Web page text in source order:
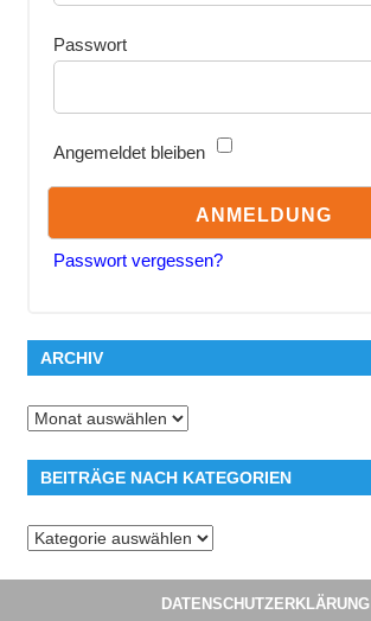
Passwort
Angemeldet bleiben
Passwort vergessen?
ARCHIV
Archiv
BEITRÄGE NACH KATEGORIEN
Beiträge
DATENSCHUTZERKLÄRUNG